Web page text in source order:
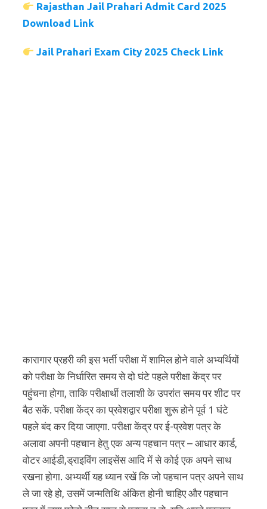
Rajasthan Jail Prahari Admit Card 2025
Download Link
Jail Prahari Exam City 2025 Check Link
कारागार प्रहरी की इस भर्ती परीक्षा में शामिल होने वाले अभ्यर्थियों
को परीक्षा के निर्धारित समय से दो घंटे पहले परीक्षा केंद्र पर
पहुंचना होगा, ताकि परीक्षार्थी तलाशी के उपरांत समय पर शीट पर
बैठ सकें. परीक्षा केंद्र का प्रवेशद्वार परीक्षा शुरू होने पूर्व 1 घंटे
पहले बंद कर दिया जाएगा. परीक्षा केंद्र पर ई-प्रवेश पत्र के
अलावा अपनी पहचान हेतु एक अन्य पहचान पत्र – आधार कार्ड,
वोटर आईडी,ड्राइविंग लाइसेंस आदि में से कोई एक अपने साथ
रखना होगा. अभ्यर्थी यह ध्यान रखें कि जो पहचान पत्र अपने साथ
ले जा रहे हो, उसमें जन्मतिथि अंकित होनी चाहिए और पहचान